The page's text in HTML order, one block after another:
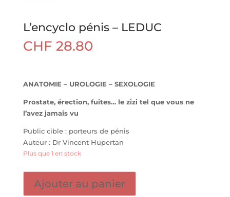
L’encyclo pénis – LEDUC
CHF 28.80
ANATOMIE – UROLOGIE – SEXOLOGIE
Prostate, érection, fuites… le zizi tel que vous ne
l’avez jamais vu
Public cible : porteurs de pénis
Auteur : Dr Vincent Hupertan
Plus que 1 en stock
Ajouter au panier